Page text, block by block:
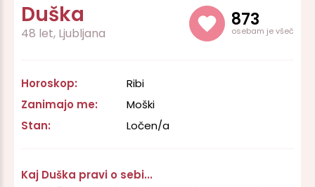
Duška
48 let, Ljubljana
873
osebam je všeč
Horoskop:
Ribi
Zanimajo me:
Moški
Stan:
Ločen/a
Kaj Duška pravi o sebi...